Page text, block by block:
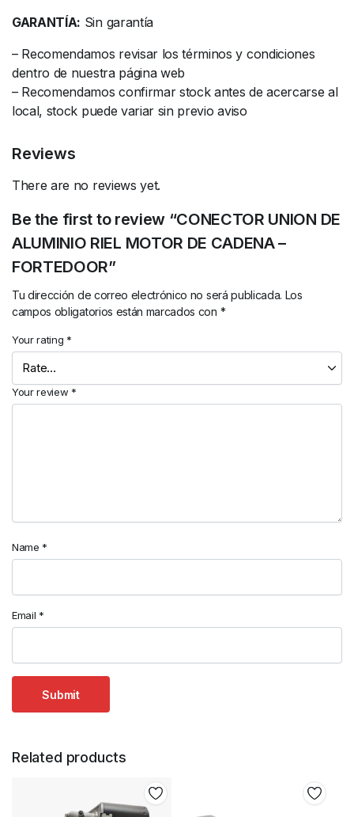
GARANTÍA: Sin garantía
– Recomendamos revisar los términos y condiciones
dentro de nuestra página web
– Recomendamos confirmar stock antes de acercarse al
local, stock puede variar sin previo aviso
Reviews
There are no reviews yet.
Be the first to review “CONECTOR UNION DE
ALUMINIO RIEL MOTOR DE CADENA –
FORTEDOOR”
Tu dirección de correo electrónico no será publicada. Los
campos obligatorios están marcados con *
Your rating *
Your review *
Name *
Email *
Related products